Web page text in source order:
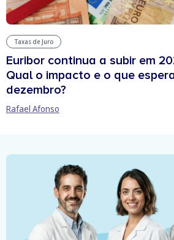
Taxas de Juro
Euribor continua a subir em
Qual o impacto e o que
dezembro?
Rafael Afonso